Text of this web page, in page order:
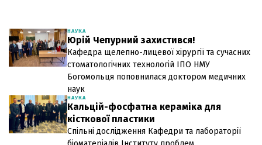
НАУКА
Юрій Чепурний захистився!
Кафедра щелепно-лицевої хірургії та сучасних
стоматологічних технологій ІПО НМУ
Богомольця поповнилася доктором медичних
наук
НАУКА
Кальцій-фосфатна кераміка для
кісткової пластики
Спільні дослідження Кафедри та лабораторії